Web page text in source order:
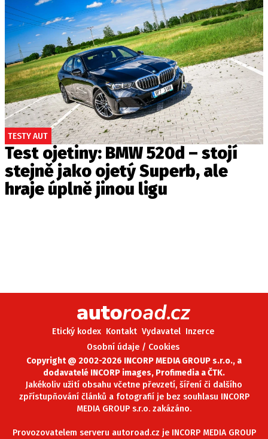
TESTY AUT
Test ojetiny: BMW 520d – stojí
stejně jako ojetý Superb, ale
hraje úplně jinou ligu
Etický kodex Kontakt Vydavatel Inzerce
Osobní údaje / Cookies
Copyright @ 2002-2026 INCORP MEDIA GROUP s.r.o., a
dodavatelé INCORP images, Profimedia a ČTK.
Jakékoliv užití obsahu včetne převzetí, šíření či dalšího
zpřístupňování článků a fotografií je bez souhlasu INCORP
MEDIA GROUP s.r.o. zakázáno.
Provozovatelem serveru autoroad.cz je INCORP MEDIA GROUP